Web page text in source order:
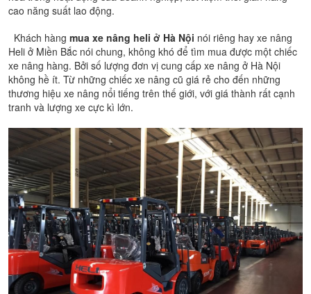
cao năng suất lao động.
Khách hàng mua xe nâng heli ở Hà Nội nói riêng hay xe nâng
Heli ở Miền Bắc nói chung, không khó để tìm mua được một chiếc
xe nâng hàng. Bởi số lượng đơn vị cung cấp xe nâng ở Hà Nội
không hề ít. Từ những chiếc xe nâng cũ giá rẻ cho đến những
thương hiệu xe nâng nổi tiếng trên thế giới, với giá thành rất cạnh
tranh và lượng xe cực kì lớn.